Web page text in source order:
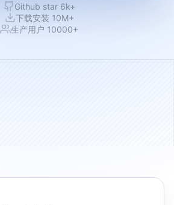
Github star 6k+
下载安装 10M+
生产用户 10000+